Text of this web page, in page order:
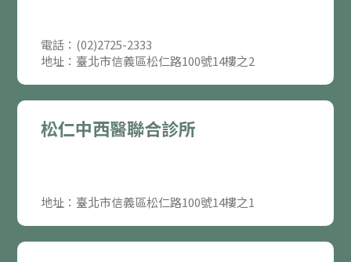
電話：(02)2725-2333
地址：臺北市信義區松仁路100號14樓之2
松仁中西醫聯合診所
地址：臺北市信義區松仁路100號14樓之1